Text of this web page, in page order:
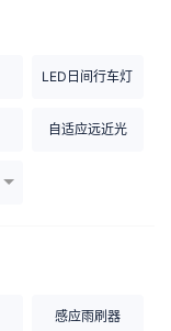
LED日间行车灯
自适应远近光
感应雨刷器